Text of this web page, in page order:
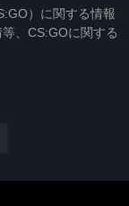
）に関する情報
、CS:GOに関する